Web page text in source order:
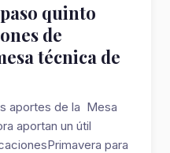
quinto
de
técnica de
aportes de la Mesa
aportan un útil
para